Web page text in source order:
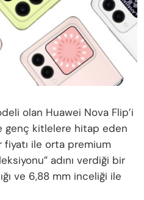
olan Huawei Nova Flip’i
genç kitlelere hitap eden
fiyatı ile orta premium
adını verdiği bir
ve 6,88 mm inceliği ile